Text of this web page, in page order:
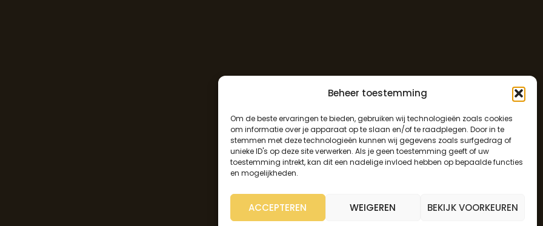
Beheer toestemming
Om de beste ervaringen te bieden, gebruiken wij technologieën zoals cookies
om informatie over je apparaat op te slaan en/of te raadplegen. Door in te
stemmen met deze technologieën kunnen wij gegevens zoals surfgedrag of
unieke ID's op deze site verwerken. Als je geen toestemming geeft of uw
toestemming intrekt, kan dit een nadelige invloed hebben op bepaalde functies
en mogelijkheden.
ACCEPTEREN WEIGEREN BEKIJK VOORKEUREN